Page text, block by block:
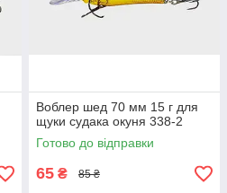
Воблер шед 70 мм 15 г для
щуки судака окуня 338-2
Готово до відправки
65 ₴ 85 ₴